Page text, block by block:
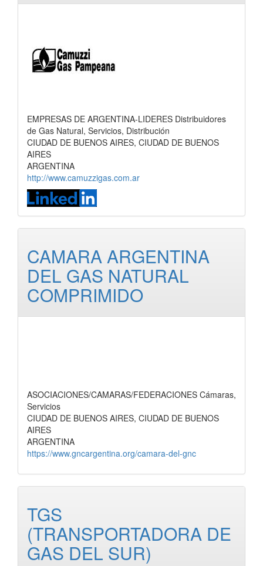
EMPRESAS DE ARGENTINA-LIDERES Distribuidores
de Gas Natural, Servicios, Distribución
CIUDAD DE BUENOS AIRES, CIUDAD DE BUENOS
AIRES
ARGENTINA
http://www.camuzzigas.com.ar
CAMARA ARGENTINA
DEL GAS NATURAL
COMPRIMIDO
ASOCIACIONES/CAMARAS/FEDERACIONES Cámaras,
Servicios
CIUDAD DE BUENOS AIRES, CIUDAD DE BUENOS
AIRES
ARGENTINA
https://www.gncargentina.org/camara-del-gnc
TGS
(TRANSPORTADORA DE
GAS DEL SUR)